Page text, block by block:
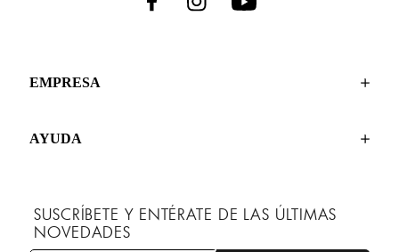
EMPRESA
AYUDA
SUSCRÍBETE Y ENTÉRATE DE LAS ÚLTIMAS
NOVEDADES